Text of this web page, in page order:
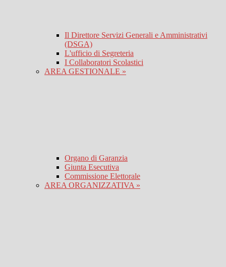
Il Direttore Servizi Generali e Amministrativi
(DSGA)
L'ufficio di Segreteria
I Collaboratori Scolastici
AREA GESTIONALE »
Organo di Garanzia
Giunta Esecutiva
Commissione Elettorale
AREA ORGANIZZATIVA »